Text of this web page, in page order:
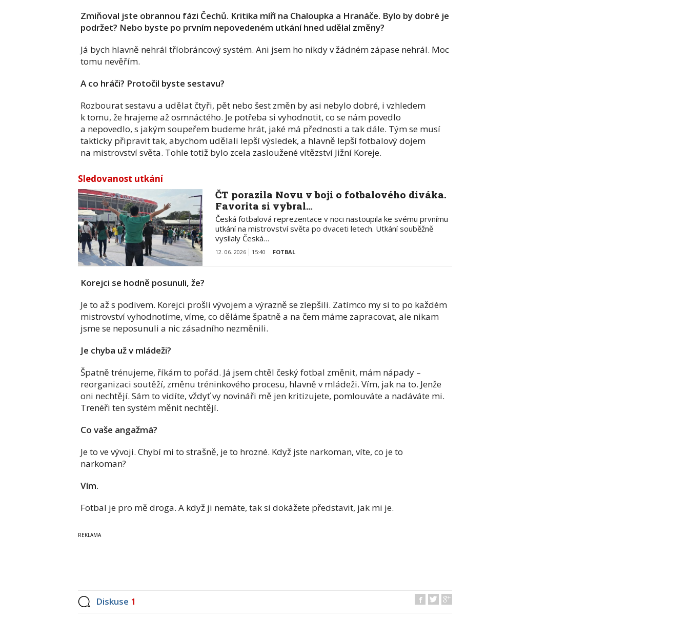
Zmiňoval jste obrannou fázi Čechů. Kritika míří na Chaloupka a Hranáče. Bylo by dobré je
podržet? Nebo byste po prvním nepovedeném utkání hned udělal změny?
Já bych hlavně nehrál tříobráncový systém. Ani jsem ho nikdy v žádném zápase nehrál. Moc
tomu nevěřím.
A co hráči? Protočil byste sestavu?
Rozbourat sestavu a udělat čtyři, pět nebo šest změn by asi nebylo dobré, i vzhledem
k tomu, že hrajeme až osmnáctého. Je potřeba si vyhodnotit, co se nám povedlo
a nepovedlo, s jakým soupeřem budeme hrát, jaké má přednosti a tak dále. Tým se musí
takticky připravit tak, abychom udělali lepší výsledek, a hlavně lepší fotbalový dojem
na mistrovství světa. Tohle totiž bylo zcela zasloužené vítězství Jižní Koreje.
Sledovanost utkání
ČT porazila Novu v boji o fotbalového diváka.
Favorita si vybral…
Česká fotbalová reprezentace v noci nastoupila ke svému prvnímu
utkání na mistrovství světa po dvaceti letech. Utkání souběžně
vysílaly Česká…
12. 06. 2026 15:40 FOTBAL
Korejci se hodně posunuli, že?
Je to až s podivem. Korejci prošli vývojem a výrazně se zlepšili. Zatímco my si to po každém
mistrovství vyhodnotíme, víme, co děláme špatně a na čem máme zapracovat, ale nikam
jsme se neposunuli a nic zásadního nezměnili.
Je chyba už v mládeži?
Špatně trénujeme, říkám to pořád. Já jsem chtěl český fotbal změnit, mám nápady –
reorganizaci soutěží, změnu tréninkového procesu, hlavně v mládeži. Vím, jak na to. Jenže
oni nechtějí. Sám to vidíte, vždyť vy novináři mě jen kritizujete, pomlouváte a nadáváte mi.
Trenéři ten systém měnit nechtějí.
Co vaše angažmá?
Je to ve vývoji. Chybí mi to strašně, je to hrozné. Když jste narkoman, víte, co je to
narkoman?
Vím.
Fotbal je pro mě droga. A když ji nemáte, tak si dokážete představit, jak mi je.
Diskuse 1